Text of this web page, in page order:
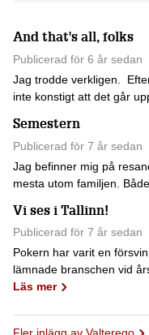
And that's all, folks
Publicerad för 6 år sedan
Jag trodde verkligen.
inte konstigt att det går
Semestern
Publicerad för 7 år sedan
Jag befinner mig på
mesta utom familjen.
Vi ses i Tallinn!
Publicerad för 7 år sedan
Pokern har varit en
lämnade branschen vid
Läs mer